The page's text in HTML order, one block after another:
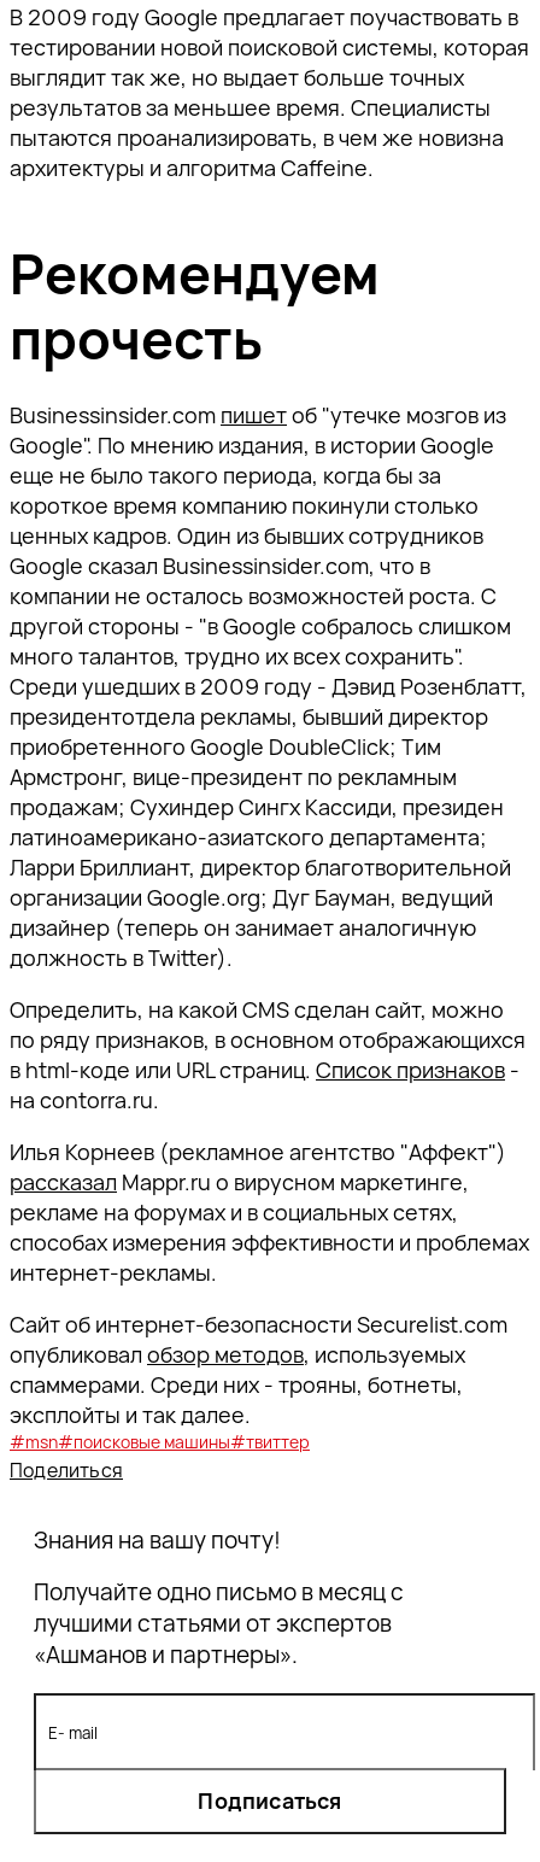
В 2009 году Google предлагает поучаствовать в
тестировании новой поисковой системы, которая
выглядит так же, но выдает больше точных
результатов за меньшее время. Специалисты
пытаются проанализировать, в чем же новизна
архитектуры и алгоритма Caffeine.
Рекомендуем
прочесть
Businessinsider.com пишетоб "утечке мозгов из
Google". По мнению издания, в истории Google
еще не было такого периода, когда бы за
короткое время компанию покинули столько
ценных кадров. Один из бывших сотрудников
Google сказал Businessinsider.com, что в
компании не осталось возможностей роста. С
другой стороны - "в Google собралось слишком
много талантов, трудно их всех сохранить".
Среди ушедших в 2009 году - Дэвид Розенблатт,
президентотдела рекламы, бывший директор
приобретенного Google DoubleClick; Тим
Армстронг, вице-президент по рекламным
продажам; Сухиндер Сингх Кассиди, президен
латиноамерикано-азиатского департамента;
Ларри Бриллиант, директор благотворительной
организации Google.org; Дуг Бауман, ведущий
дизайнер (теперь он занимает аналогичную
должность в Twitter).
Определить, на какой CMS сделан сайт, можно
по ряду признаков, в основном отображающихся
в html-коде или URL страниц. Список признаков -
на contorra.ru.
Илья Корнеев (рекламное агентство "Аффект")
рассказал Mappr.ru о вирусном маркетинге,
рекламе на форумах и в социальных сетях,
способах измерения эффективности и проблемах
интернет-рекламы.
Сайт об интернет-безопасности Securelist.com
опубликовал обзор методов, используемых
спаммерами. Среди них - трояны, ботнеты,
эксплойты и так далее.
#msn#поисковые машины#твиттер
Поделиться
Знания на вашу почту!
Получайте одно письмо в месяц с
лучшими статьями от экспертов
«Ашманов и партнеры».
Подписаться